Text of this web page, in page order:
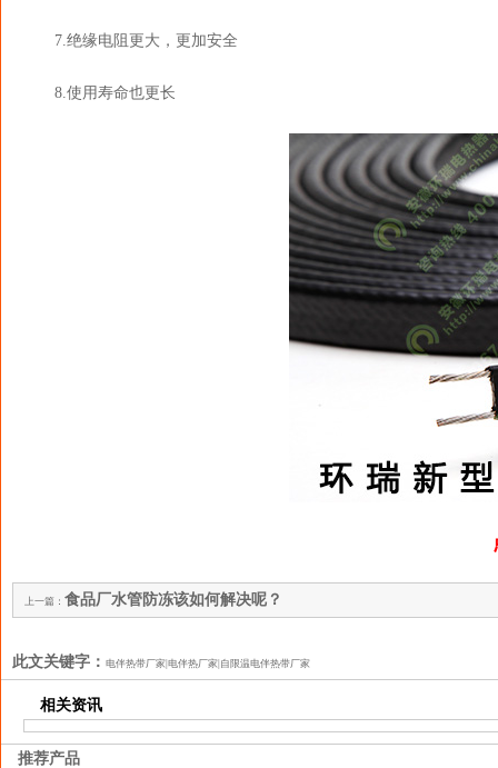
7.绝缘电阻更大，更加安全
8.使用寿命也更长
上一篇： 食品厂水管防冻该如何解决呢？
此文关键字： 电伴热带厂家|电伴热厂家|自限温电伴热带厂家
相关资讯
推荐产品